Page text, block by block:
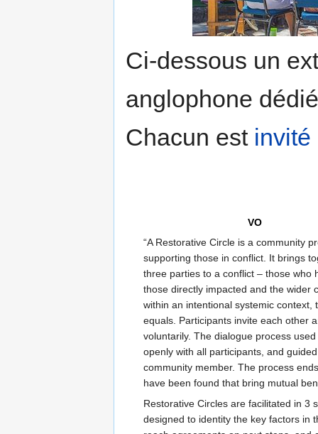
Ci-dessous un
anglophone
Chacun est invité
VO
“A Restorative Circle is a community
supporting those in conflict. It brings
three parties to a conflict – those who
those directly impacted and the wider
within an intentional systemic context,
equals. Participants invite each other
voluntarily. The dialogue process
openly with all participants, and
community member. The process
have been found that bring mutual
Restorative Circles are facilitated in 3
designed to identity the key factors in